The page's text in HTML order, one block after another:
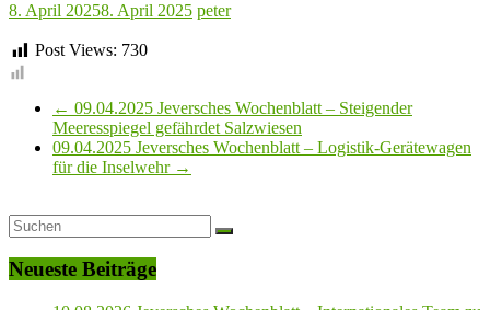
8. April 20258. April 2025 peter
Post Views: 730
← 09.04.2025 Jeversches Wochenblatt – Steigender
Meeresspiegel gefährdet Salzwiesen
09.04.2025 Jeversches Wochenblatt – Logistik-Gerätewagen
für die Inselwehr →
Neueste Beiträge